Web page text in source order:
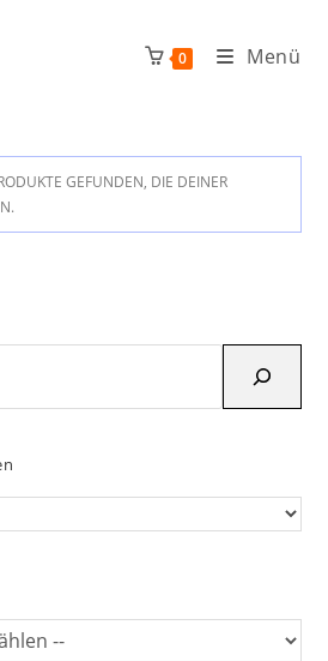
0 Menü
GEFUNDEN, DIE DEINER